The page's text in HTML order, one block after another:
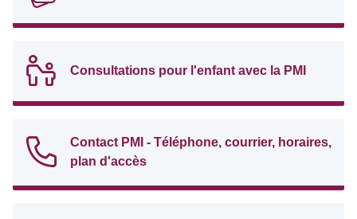
Consultations pour l'enfant avec la PMI
Contact PMI - Téléphone, courrier, horaires,
plan d'accès